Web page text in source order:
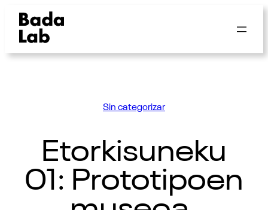
Sin categorizar
Etorkisuneku
01: Prototipoen